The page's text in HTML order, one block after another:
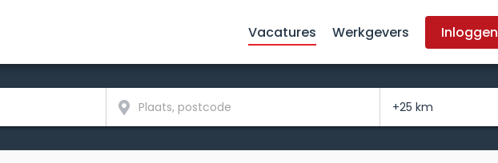
Vacatures Werkgevers Inloggen